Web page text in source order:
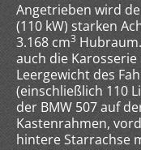
Angetrieben wird
(110 kW) starken
3.168 cm3
auch die
Leergewicht des
(einschließlich 110
der BMW 507 auf
Kastenrahmen,
hintere Starrachse